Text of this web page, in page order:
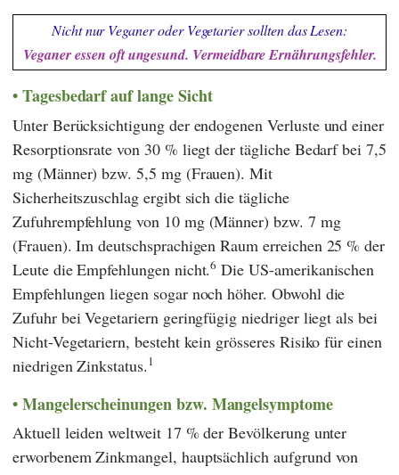
Nicht nur Veganer oder Vegetarier sollten das Lesen:
Veganer essen oft ungesund. Vermeidbare Ernährungsfehler.
Tagesbedarf auf lange Sicht
Unter Berücksichtigung der endogenen Verluste und einer
Resorptionsrate von 30 % liegt der tägliche Bedarf bei 7,5
mg (Männer) bzw. 5,5 mg (Frauen). Mit
Sicherheitszuschlag ergibt sich die tägliche
Zufuhrempfehlung von 10 mg (Männer) bzw. 7 mg
(Frauen). Im deutschsprachigen Raum erreichen 25 % der
Leute die Empfehlungen nicht.6 Die US-amerikanischen
Empfehlungen liegen sogar noch höher. Obwohl die
Zufuhr bei Vegetariern geringfügig niedriger liegt als bei
Nicht-Vegetariern, besteht kein grösseres Risiko für einen
niedrigen Zinkstatus.1
Mangelerscheinungen bzw. Mangelsymptome
Aktuell leiden weltweit 17 % der Bevölkerung unter
erworbenem Zinkmangel, hauptsächlich aufgrund von